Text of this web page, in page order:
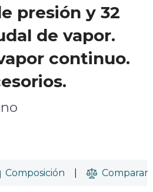
presión y 32
de vapor.
continuo.
Composición Comparar